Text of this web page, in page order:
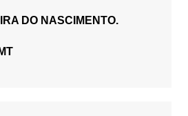
DO NASCIMENTO.